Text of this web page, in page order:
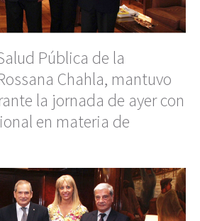
Pública de la
Chahla, mantuvo
la jornada de ayer con
en materia de